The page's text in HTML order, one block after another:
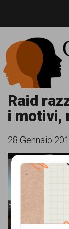
to
main
content
to
footer
di
informazione,
Raid
i motivi,
28 Gennaio